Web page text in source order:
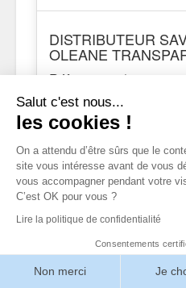
Salut c'est nous...
les cookies !
On a attendu d’être sûrs que le
site vous intéresse avant de vous
vous accompagner pendant votre
C’est OK pour vous ?
Lire la politique de confidentialité
Consentements
Non merci Je
DISTRIBUTEUR
OLEANE
Réf. 004128 / 004128